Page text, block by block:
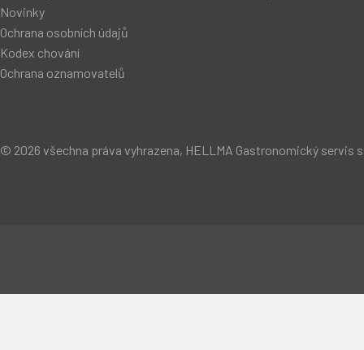
Novinky
Ochrana osobních údajů
Kodex chování
Ochrana oznamovatelů
© 2026 všechna práva vyhrazena, HELLMA Gastronomický servis